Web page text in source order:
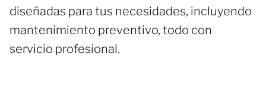
diseñadas para tus necesidades, incluyendo
mantenimiento preventivo, todo con
servicio profesional.